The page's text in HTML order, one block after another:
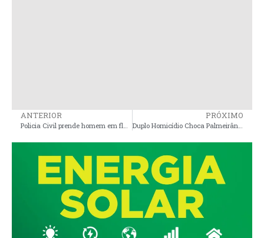
ANTERIOR
Policia Civil prende homem em flagrante após ameaças de morte contra ex-companheira e filha em Viana
PRÓXIMO
Duplo Homicídio Choca Palmeirândia